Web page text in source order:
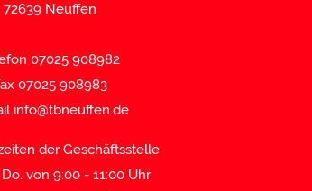
72639 Neuffen
07025 908982
07025 908983
info@tbneuffen.de
der Geschäftsstelle
Do. von 9:00 - 11:00 Uhr